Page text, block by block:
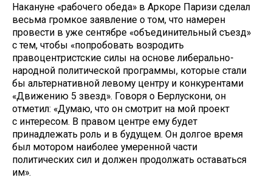
Накануне «рабочего обеда» в Аркоре Паризи сделал
весьма громкое заявление о том, что намерен
провести в уже сентябре «объединительный съезд»
с тем, чтобы «попробовать возродить
правоцентристские силы на основе либерально-
народной политической программы, которые стали
бы альтернативной левому центру и конкурентами
«Движению 5 звезд». Говоря о Берлускони, он
отметил: «Думаю, что он смотрит на мой проект
с интересом. В правом центре ему будет
принадлежать роль и в будущем. Он долгое время
был мотором наиболее умеренной части
политических сил и должен продолжать оставаться
им».